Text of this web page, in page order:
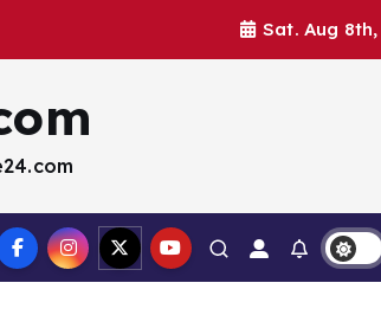
Sat. Aug